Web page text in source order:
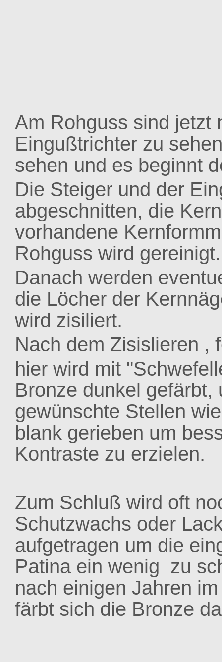
Am Rohguss sind jetzt
Eingußtrichter zu
sehen und es beginnt
Die Steiger und der
abgeschnitten, die
vorhandene
Rohguss wird gereinigt.
Danach werden
die Löcher der
wird zisiliert.
Nach dem Zisislieren ,
hier wird mit
Bronze dunkel gefärbt,
gewünschte Stellen
blank gerieben um
Kontraste zu erzielen.
Zum Schluß wird oft
Schutzwachs oder
aufgetragen um die
Patina ein wenig zu
nach einigen Jahren
färbt sich die Bronze